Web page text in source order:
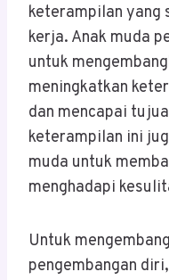
keterampilan yang
kerja. Anak muda
untuk
meningkatkan
dan mencapai
keterampilan ini
muda untuk
menghadapi
Untuk
pengembangan